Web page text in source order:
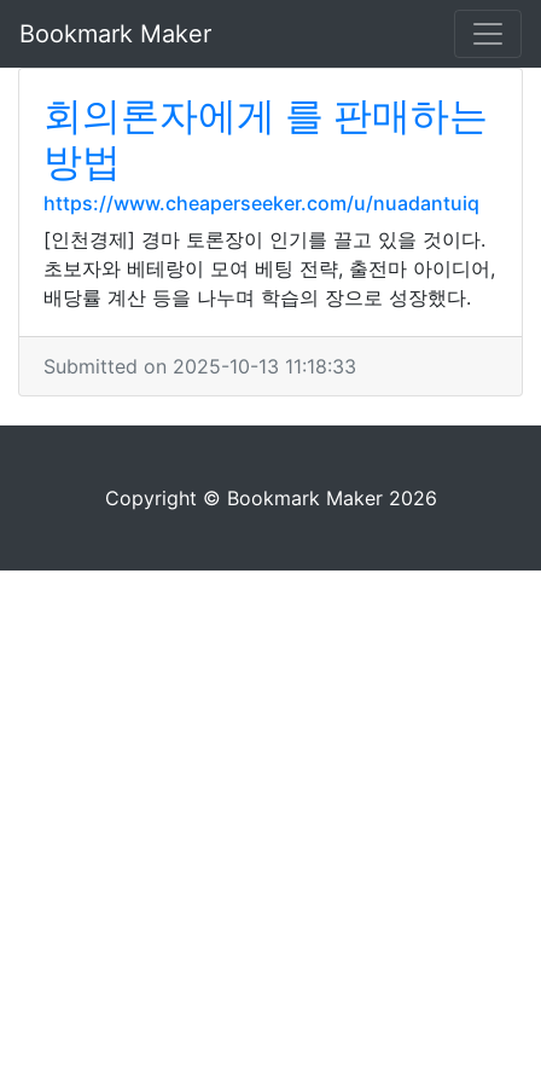
Bookmark Maker
회의론자에게 를 판매하는
방법
https://www.cheaperseeker.com/u/nuadantuiq
[인천경제] 경마 토론장이 인기를 끌고 있을 것이다.
초보자와 베테랑이 모여 베팅 전략, 출전마 아이디어,
배당률 계산 등을 나누며 학습의 장으로 성장했다.
Submitted on 2025-10-13 11:18:33
Copyright © Bookmark Maker 2026